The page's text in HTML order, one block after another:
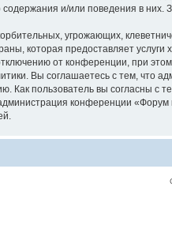
содержания и/или поведения в
угрожающих,
которая предоставляет
от конференции, при
Вы соглашаетесь с тем, что
Как пользователь вы согласны с
конференции «Форум